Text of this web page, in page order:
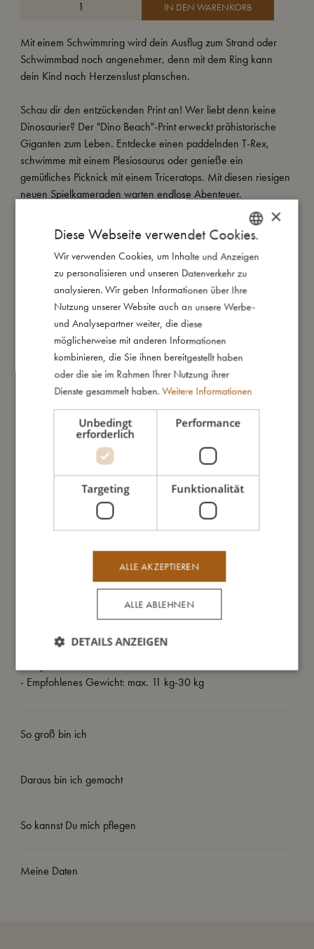
IN DEN WARENKORB
Mit einem Schwimmring wird dein Ausflug zum Strand oder
Schwimmbad noch angenehmer, denn mit dem Ring kann
dein Kind nach Herzenslust planschen.
Schau dir den entzückenden Print an! Wer liebt denn keine
Dinosaurier? Der "Dino Beach"-Print erweckt prähistorische
Giganten zum Leben. Entdecke einen paddelnden T-Rex,
schwimme mit einem Plesiosaurus oder genieße ein
gemütliches Picknick mit einem Triceratops. Mit diesen riesigen
neuen Spielkameraden warten endlose Abenteuer.
Der perfekter Badebegleiter wird mit einem Sicherheitsventil
aufgeblasen, das in den Ring gedrückt wird und den
Wasserspaß nicht beeinträchtigt. Der Schwimmring besteht aus
besonders hochwertigem PVC mit einer Dicke von 0,25 mm.
Ein Schwimmring ist kein lebensrettendes Gerät und schützt
nicht vor Ertrinken. Deshalb darf der Schwimmring nur unter
ständiger und kompetenter Aufsicht eines Erwachsenen
verwendet werden. Lass Kinder niemals unbeaufsichtigt im
Wasser spielen.
Tauch niemals in oder von diesem Produkt aus. Lass den
Schwimmring niemals im oder in der Nähe des Wassers
liegen, wenn er nicht benutzt wird. Halte dein Kind während
der Benutzung vom Beckenrand oder anderen Hindernissen
fern. Verwende das Produkt nicht bei Wind oder in
Gewässern mit starker Strömung.
Meine besonderen Merkmale:
- Entworfen mit einem Sicherheitsventil, das den Wasserspaß
- Getestet und zugelassen nach europäischer Norm EN-71
- Empfohlenes Gewicht: max. 11 kg-30 kg
So groß bin ich
Daraus bin ich gemacht
So kannst Du mich pflegen
Meine Daten
DANISH
ENGLISH
GERMAN
×
Diese Webseite verwendet Cookies.
Wir verwenden Cookies, um Inhalte und Anzeigen
zu personalisieren und unseren Datenverkehr zu
analysieren. Wir geben Informationen über Ihre
Nutzung unserer Website auch an unsere Werbe-
und Analysepartner weiter, die diese
möglicherweise mit anderen Informationen
kombinieren, die Sie ihnen bereitgestellt haben
oder die sie im Rahmen Ihrer Nutzung ihrer
Dienste gesammelt haben. Weitere Informationen
Unbedingt
erforderlich
Performance
Targeting Funktionalität
ALLE AKZEPTIEREN
ALLE ABLEHNEN
DETAILS ANZEIGEN